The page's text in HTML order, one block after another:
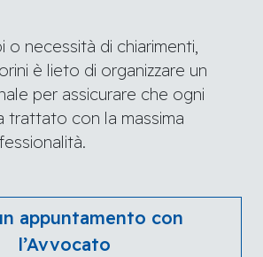
o necessità di chiarimenti,
è lieto di organizzare un
per assicurare che ogni
trattato con la massima
appuntamento con
l’Avvocato